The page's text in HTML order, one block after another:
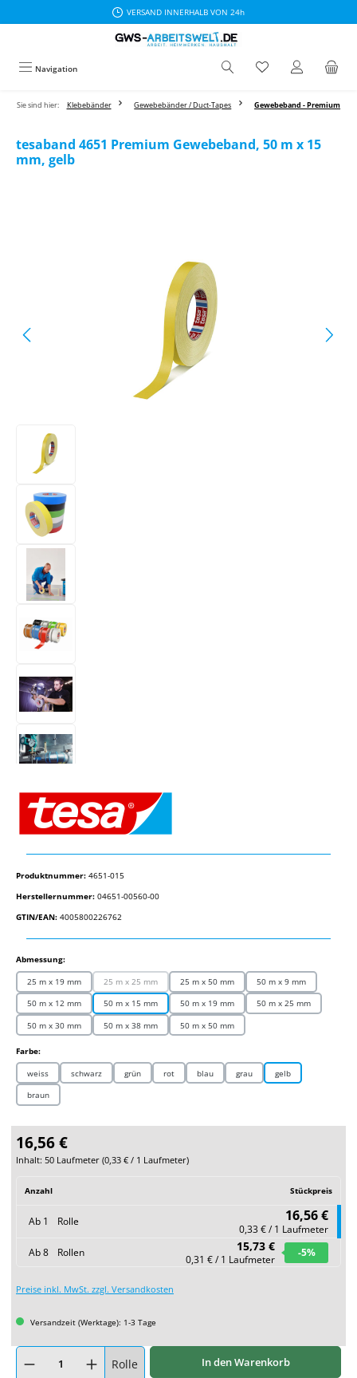
VERSAND INNERHALB VON 24h
Navigation
Sie sind hier: Klebebänder Gewebebänder / Duct-Tapes Gewebeband - Premium
tesaband 4651 Premium Gewebeband, 50 m x 15
mm, gelb
Produktnummer: 4651-015
Herstellernummer: 04651-00560-00
GTIN/EAN: 4005800226762
Abmessung:auswählen
25 m x 19 mm 25 m x 25 mm
(Diese Option ist zurzeit nicht verfügbar.)
25 m x 50 mm
50 m x 9 mm
50 m x 12 mm
50 m x 15 mm 50 m x 19 mm
50 m x 25 mm
50 m x 30 mm
50 m x 38 mm 50 m x 50 mm
Farbe:auswählen
weiss schwarz grün rot blau grau
gelb
braun
16,56 €
Inhalt: 50 Laufmeter (0,33 € / 1 Laufmeter)
Anzahl Stückpreis
Ab 1 Rolle 16,56 €
0,33 € / 1 Laufmeter
Ab8 Rollen 15,73 €
0,31 € / 1 Laufmeter
-5%
Preise inkl. MwSt. zzgl. Versandkosten
Versandzeit (Werktage): 1-3 Tage
Produkt Anzahl: Gib den gewünschten Wert ein oder benutze die Schaltflächen
Rolle In den Warenkorb